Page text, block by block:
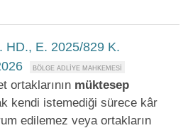
HD., E. 2025/829 K.
ortaklarının müktesep
kendi istemediği sürece kâr
edilemez veya ortakların